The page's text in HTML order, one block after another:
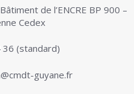
de l’ENCRE BP 900 –
Cedex
(standard)
guyane.fr